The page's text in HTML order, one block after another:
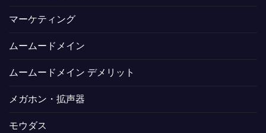
マーケティング
ムームードメイン
ムームードメイン デメリット
メガホン・拡声器
モウダス